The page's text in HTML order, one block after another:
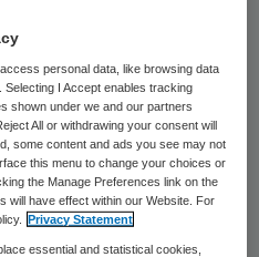
in Saba, Sint
die vragen hebben
daar vanaf
voor terecht bij
met ervaring op dit
personal data, like browsing data
I Accept enables tracking
shown under we and our partners
All or withdrawing your consent will
some content and ads you see may not
this menu to change your choices or
the Manage Preferences link on the
will have effect within our Website. For
Privacy Statement
essential and statistical cookies,